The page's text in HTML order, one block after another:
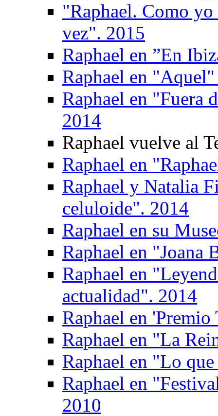
"Raphael. Como
vez". 2015
Raphael en ”En
Raphael en
Raphael en "Fuera
2014
Raphael vuelve al
Raphael en
Raphael y Natalia
celuloide". 2014
Raphael en su
Raphael en "Joana
Raphael en
actualidad". 2014
Raphael en
Raphael en "La
Raphael en "Lo
Raphael en
2010